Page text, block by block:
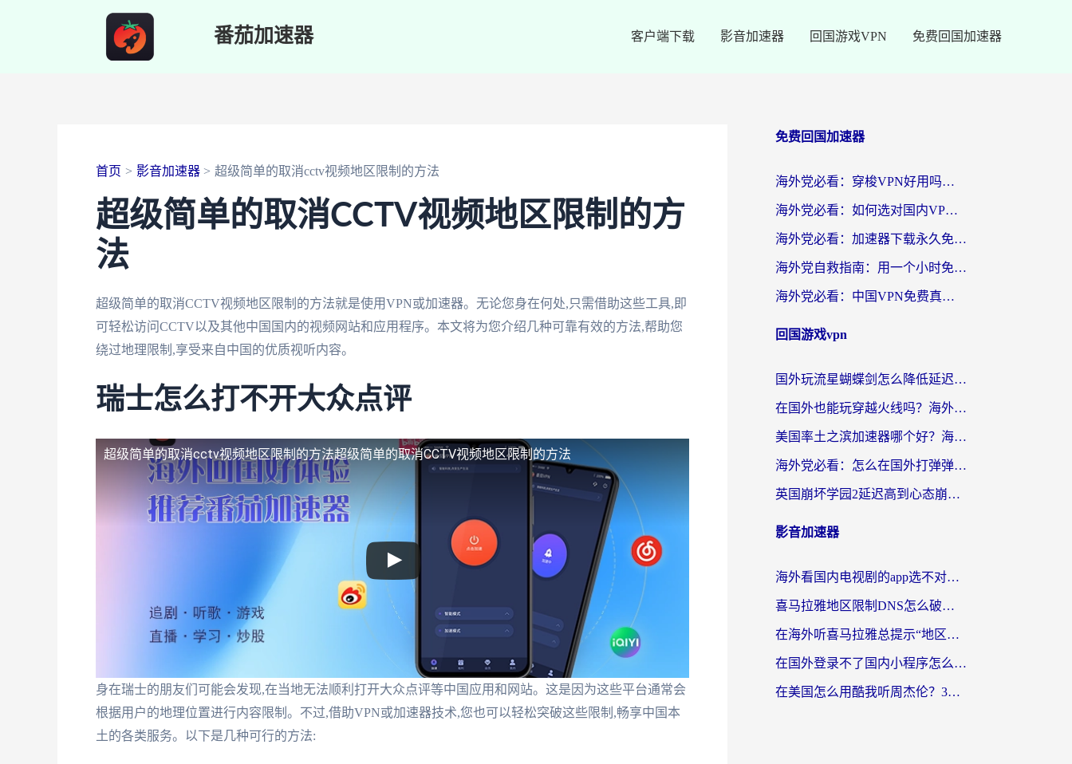
番茄加速器 客户端下载 影音加速器 回国游戏VPN 免费回国加速器
首页 影音加速器 超级简单的取消cctv视频地区限制的方法
超级简单的取消CCTV视频地区限制的方
法
超级简单的取消CCTV视频地区限制的方法就是使用VPN或加速器。无论您身在何处,只需借助这些工具,即
可轻松访问CCTV以及其他中国国内的视频网站和应用程序。本文将为您介绍几种可靠有效的方法,帮助您
绕过地理限制,享受来自中国的优质视听内容。
瑞士怎么打不开大众点评
超级简单的取消cctv视频地区限制的方法超级简单的取消CCTV视频地区限制的方法
身在瑞士的朋友们可能会发现,在当地无法顺利打开大众点评等中国应用和网站。这是因为这些平台通常会
根据用户的地理位置进行内容限制。不过,借助VPN或加速器技术,您也可以轻松突破这些限制,畅享中国本
土的各类服务。以下是几种可行的方法:
免费回国加速器
海外党必看：穿梭VPN好用吗？和云帆VPN对比哪个回国效果更好？附真实测评+避坑指南
海外党必看：如何选对国内VPN，实现无缝访问国内资源？
海外党必看：加速器下载永久免费版真的存在吗？教你无缝访问国内资源的正确姿势
海外党自救指南：用一个小时免费加速器，轻松打破国内资源访问壁垒？
海外党必看：中国VPN免费真的靠谱吗？手把手教你选对回国加速器
回国游戏vpn
国外玩流星蝴蝶剑怎么降低延迟？海外党必看的加速秘籍（含欧洲鸣潮&彩虹岛优化攻略）
在国外也能玩穿越火线吗？海外玩家国服游戏畅玩终极指南
美国率土之滨加速器哪个好？海外党国服游戏畅玩终极指南（附多游戏解决方案）
海外党必看：怎么在国外打弹弹堂不卡？番茄加速器亲测指南
英国崩坏学园2延迟高到心态崩？海外党国服游戏加速终极指南
影音加速器
海外看国内电视剧的app选不对？这份回国加速器避坑指南帮你流畅追剧
喜马拉雅地区限制DNS怎么破？海外党听国内音乐听书的终极解决方案
在海外听喜马拉雅总提示“地区限制”？3步轻松解除+听国内音乐全攻略
在国外登录不了国内小程序怎么办？选对回国加速器，轻松解锁国内资源
在美国怎么用酷我听周杰伦？3步搞定海外听歌难题